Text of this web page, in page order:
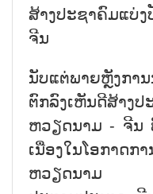
ສ້າງປະຊາຄົມແບ່
ຈີນ
ນັບແຕ່ພາຍຫຼັງກາ
ຕົກລົງເຫັນດີສ້າງ
ຫວຽດນາມ - ຈີນ
ເນື່ອງໃນໂອກາດກ
ຫວຽດນາມ ຂອ